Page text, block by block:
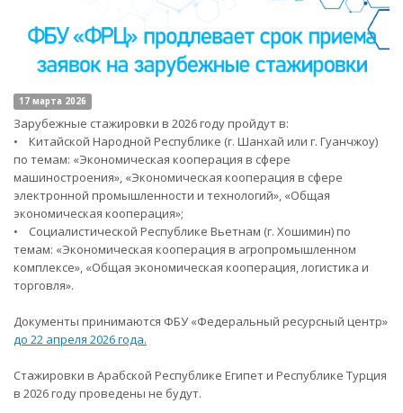
17 марта 2026
Зарубежные стажировки в 2026 году пройдут в:
• Китайской Народной Республике (г. Шанхай или г. Гуанчжоу)
по темам: «Экономическая кооперация в сфере
машиностроения», «Экономическая кооперация в сфере
электронной промышленности и технологий», «Общая
экономическая кооперация»;
• Социалистической Республике Вьетнам (г. Хошимин) по
темам: «Экономическая кооперация в агропромышленном
комплексе», «Общая экономическая кооперация, логистика и
торговля».
Документы принимаются ФБУ «Федеральный ресурсный центр»
до 22 апреля 2026 года.
Стажировки в Арабской Республике Египет и Республике Турция
в 2026 году проведены не будут.